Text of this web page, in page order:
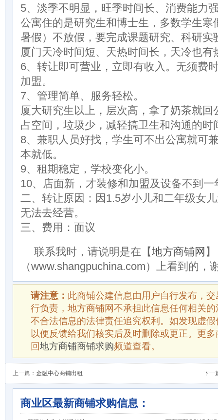
5、淡季不明显，旺季时间长、消费能力
公寓住的是研究生和博士生，多数学生寒
暑假）不放假，要完成课题研究、科研实
厦门天冷时间短、天热时间长，天冷也有
6、转让即可营业，立即有收入。无须费
加盟。
7、管理简单、服务轻松。
厦大研究生以上，层次高，拿了奶茶就回
占空间，垃圾少，减轻搞卫生和沟通的时
8、兼职人员好找，学生可不出公寓就可
本就低。
9、租期稳定，学校变化小。
10、店面新，才装修和加盟及设备不到一
二、转让原因：因1.5岁小儿和二年级女
无法去经营。
三、费用：面议
联系我时，请说明是在【地方商铺网 】
（www.shangpuchina.com）上看到的，
请注意： 此商铺公建信息由用户自行发布，
行负责，地方商铺网不承担此信息任何相关
不合法信息的法律责任追究权利。如发现虚
以便反馈给我们核实后及时删除或更正。更
回地方商铺商铺求购频道查看。
上一篇： 金融中心商铺出租 下一
商业区最新商铺求购信息：